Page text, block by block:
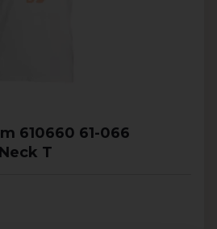
610660 61-066
T